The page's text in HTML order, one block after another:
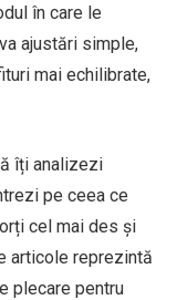
în care le
ajustări simple,
mai echilibrate,
îți analizezi
pe ceea ce
cel mai des și
articole reprezintă
plecare pentru